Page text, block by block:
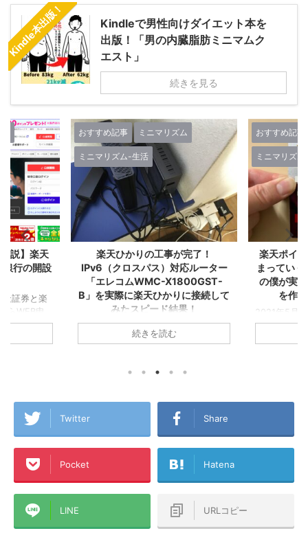
Kindle本出版！
Kindleで男性向けダイエット本を
出版！「男の内臓脂肪ミニマムク
エスト」
続きを見る
完了！
ルーター
接続して
！
おうちの
理論で
で使ってい
のアパー
ひかりテ
ンションタ
おすすめ記事 ミニマリズム
ミニマリズム-生活
楽天ポイントが自動でどんどん貯
まっていく！『楽天経済圏2年生』
の僕が実感した誰もが楽天カード
を作るべき１２の理由！
2021年5月に▼『楽天経済圏』で生き
ていくことを決意し、その後すぐに楽
天カードを2枚発行してこの夏で無事
『楽天経済圏』にどっぷりとハマった
も含めた『楽天経済圏』という視点か
ら誰もが楽天カードを発行するメリッ
経済圏』に入ろうか悩んでいる方、各
種ポイントがいろんな経済圏にバラバ
ラに分散している方などの参考になれ
ば幸いです！ この記事のミ ...
続きを読む
おすすめ記事
ミニマリズ
人生-考え方
Kindle本
る！増や
ら『楽
お金が貯ま
ゼロから『
済圏』に入
した！ そん
Twitter Share
Pocket Hatena
LINE URLコピー